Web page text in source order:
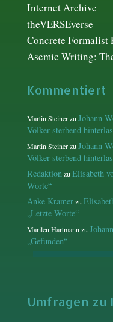
Internet Archive
theVERSEverse
Concrete Formalist
Asemic Writing:
Kommentiert
Martin SteinerzuJohann
Völker sterbend
Martin SteinerzuJohann
Völker sterbend
RedaktionzuElisabeth
Worte“
Anke Kramerzu
„Letzte Worte“
Marilen Hartmannzu
„Gefunden“
Umfragen